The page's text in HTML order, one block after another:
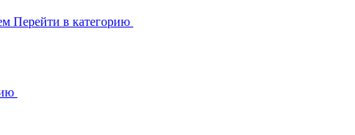
Перейти в категорию